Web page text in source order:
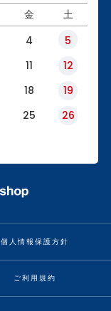
金 土
4
5
11
12
18
19
25
26
個人情報保護方針
ご利用規約